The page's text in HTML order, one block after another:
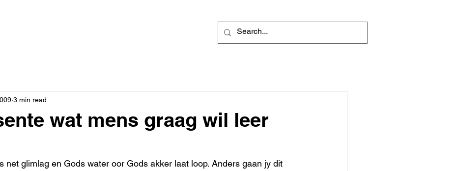
wat mens graag wil leer
3 min read
net glimlag en Gods water oor Gods akker laat loop. Anders gaan jy dit